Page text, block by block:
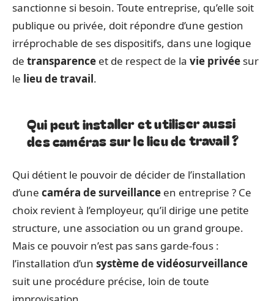
sanctionne si besoin. Toute entreprise, qu’elle soit
publique ou privée, doit répondre d’une gestion
irréprochable de ses dispositifs, dans une logique
de transparence et de respect de la vie privée sur
le lieu de travail.
Qui peut installer et utiliser aussi
des caméras sur le lieu de travail ?
Qui détient le pouvoir de décider de l’installation
d’une caméra de surveillance en entreprise ? Ce
choix revient à l’employeur, qu’il dirige une petite
structure, une association ou un grand groupe.
Mais ce pouvoir n’est pas sans garde-fous :
l’installation d’un système de vidéosurveillance
suit une procédure précise, loin de toute